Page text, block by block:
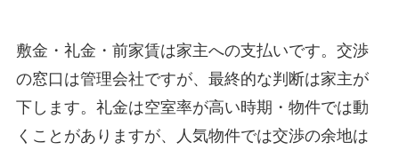
敷金・礼金・前家賃は家主への支払いです。交渉
の窓口は管理会社ですが、最終的な判断は家主が
下します。礼金は空室率が高い時期・物件では動
くことがありますが、人気物件では交渉の余地は